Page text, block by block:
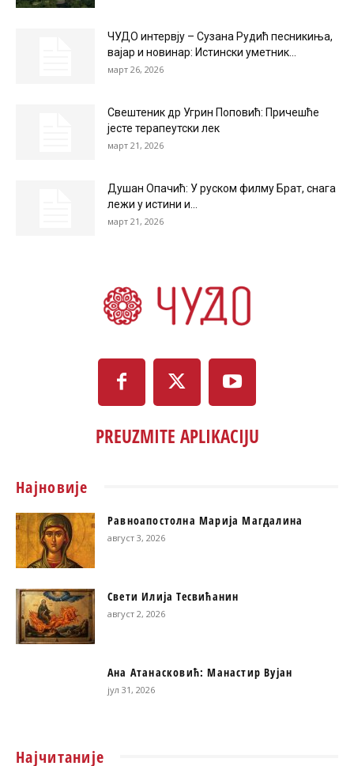
ЧУДО интервју – Сузана Рудић песникиња,
вајар и новинар: Истински уметник...
март 26, 2026
Свештеник др Угрин Поповић: Причешће
јесте терапеутски лек
март 21, 2026
Душан Опачић: У руском филму Брат, снага
лежи у истини и...
март 21, 2026
PREUZMITE APLIKACIJU
Најновије
Равноапостолна Марија Магдалина
август 3, 2026
Свети Илија Тесвићанин
август 2, 2026
Ана Атанасковић: Манастир Вујан
јул 31, 2026
Најчитаније